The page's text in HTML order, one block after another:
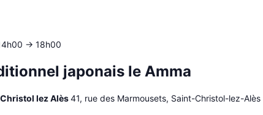
-> 18h00
japonais le Amma
lez Alès41, rue des Marmousets, Saint-Christol-lez-Alès